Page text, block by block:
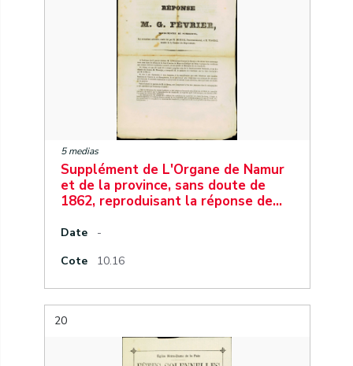
5 medias
Supplément de L'Organe de Namur
et de la province, sans doute de
1862, reproduisant la réponse de…
Date
-
Cote
10.16
20